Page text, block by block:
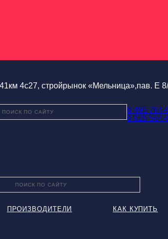
4с27, стройрынок «Мельница»,пав. Е
8 495 764-
8 926 564-
ПРОИЗВОДИТЕЛИ КАК КУПИТЬ